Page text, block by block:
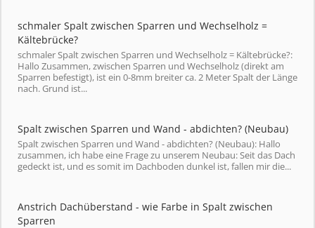
schmaler Spalt zwischen Sparren und Wechselholz =
Kältebrücke?
schmaler Spalt zwischen Sparren und Wechselholz = Kältebrücke?:
Hallo Zusammen, zwischen Sparren und Wechselholz (direkt am
Sparren befestigt), ist ein 0-8mm breiter ca. 2 Meter Spalt der Länge
nach. Grund ist...
Spalt zwischen Sparren und Wand - abdichten? (Neubau)
Spalt zwischen Sparren und Wand - abdichten? (Neubau): Hallo
zusammen, ich habe eine Frage zu unserem Neubau: Seit das Dach
gedeckt ist, und es somit im Dachboden dunkel ist, fallen mir die...
Anstrich Dachüberstand - wie Farbe in Spalt zwischen
Sparren